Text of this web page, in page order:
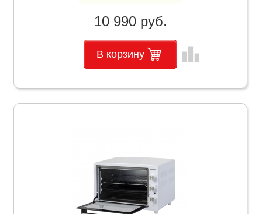
10 990 руб.
В корзину leaderboard